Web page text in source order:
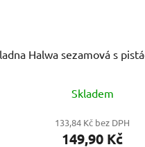
Halwa sezamová s
Skladem
133,84 Kč bez DPH
149,90 Kč